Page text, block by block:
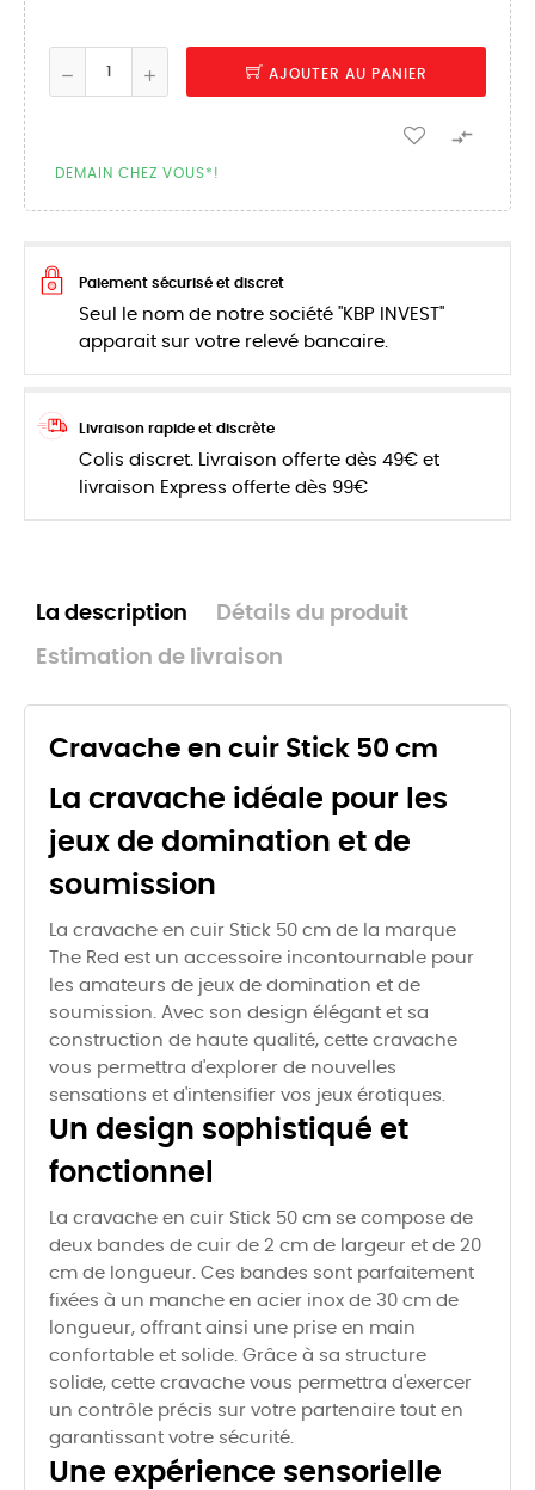
AJOUTER AU PANIER

DEMAIN CHEZ VOUS*!
Paiement sécurisé et discret
Seul le nom de notre société "KBP INVEST"
apparait sur votre relevé bancaire.
Livraison rapide et discrète
Colis discret. Livraison offerte dès 49€ et
livraison Express offerte dès 99€
La description Détails du produit
Estimation de livraison
Cravache en cuir Stick 50 cm
La cravache idéale pour les
jeux de domination et de
soumission
La cravache en cuir Stick 50 cm de la marque
The Red est un accessoire incontournable pour
les amateurs de jeux de domination et de
soumission. Avec son design élégant et sa
construction de haute qualité, cette cravache
vous permettra d'explorer de nouvelles
sensations et d'intensifier vos jeux érotiques.
Un design sophistiqué et
fonctionnel
La cravache en cuir Stick 50 cm se compose de
deux bandes de cuir de 2 cm de largeur et de 20
cm de longueur. Ces bandes sont parfaitement
fixées à un manche en acier inox de 30 cm de
longueur, offrant ainsi une prise en main
confortable et solide. Grâce à sa structure
solide, cette cravache vous permettra d'exercer
un contrôle précis sur votre partenaire tout en
garantissant votre sécurité.
Une expérience sensorielle